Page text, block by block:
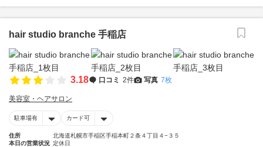
hair studio branche 手稲店
3.18 口コミ 2件 写真 7枚
美容室・ヘアサロン
駐車場有 カード可
住所
北海道札幌市手稲区手稲本町２条４丁目４−３５
本日の営業状況 定休日